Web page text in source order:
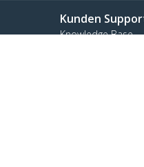
Kunden
Knowledge Base